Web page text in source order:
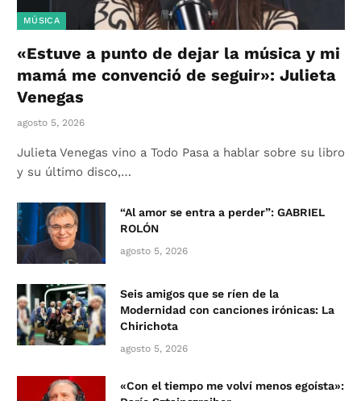
MÚSICA
«Estuve a punto de dejar la música y mi
mamá me convenció de seguir»: Julieta
Venegas
agosto 5, 2026
Julieta Venegas vino a Todo Pasa a hablar sobre su libro
y su último disco,…
“Al amor se entra a perder”: GABRIEL
ROLÓN
agosto 5, 2026
Seis amigos que se ríen de la
Modernidad con canciones irónicas: La
Chirichota
agosto 5, 2026
«Con el tiempo me volví menos egoísta»: